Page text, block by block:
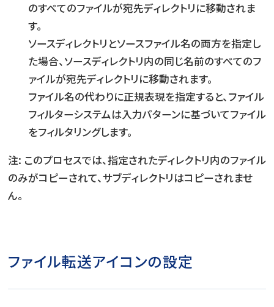
のすべてのファイルが宛先ディレクトリに移動されま
す。
ソースディレクトリとソースファイル名の両方を指定し
た場合、ソースディレクトリ内の同じ名前のすべてのフ
ァイルが宛先ディレクトリに移動されます。
ファイル名の代わりに正規表現を指定すると、ファイル
フィルターシステムは入力パターンに基づいてファイル
をフィルタリングします。
注: このプロセスでは、指定されたディレクトリ内のファイル
のみがコピーされて、サブディレクトリはコピーされませ
ん。
ファイル転送アイコンの設定